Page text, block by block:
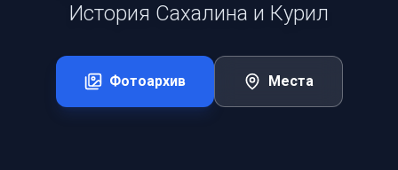
История Сахалина и Курил
Фотоархив Места